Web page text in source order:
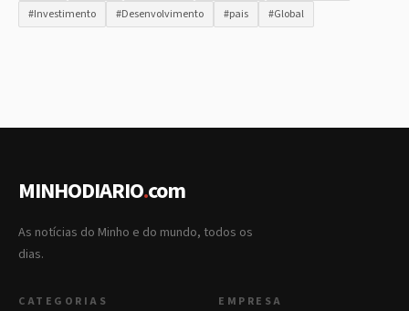
#Investimento
#Desenvolvimento #pais #Global
MINHODIARIO.com
As notícias do Minho e do mundo, todos os
dias.
CATEGORIAS EMPRESA